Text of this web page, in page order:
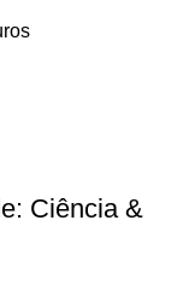
Ciência &